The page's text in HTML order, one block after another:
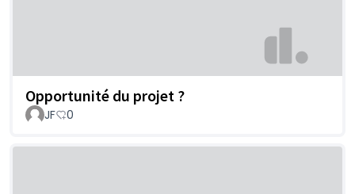
Opportunité du projet ?
JF 0